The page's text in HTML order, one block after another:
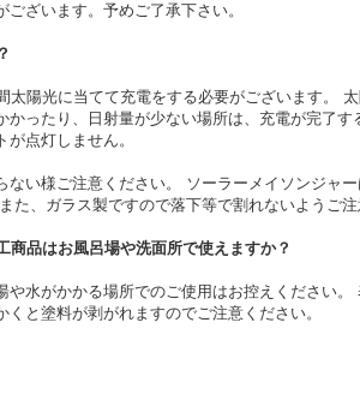
ざいます。予めご了承下さい。
太陽光に当てて充電をする必要がございます。
ったり、日射量が少ない場所は、充電が完了
点灯しません。
ない様ご注意ください。 ソーラーメイソンジャ
た、ガラス製ですので落下等で割れないようご
商品はお風呂場や洗面所で使えますか？
や水がかかる場所でのご使用はお控えください
と塗料が剥がれますのでご注意ください。